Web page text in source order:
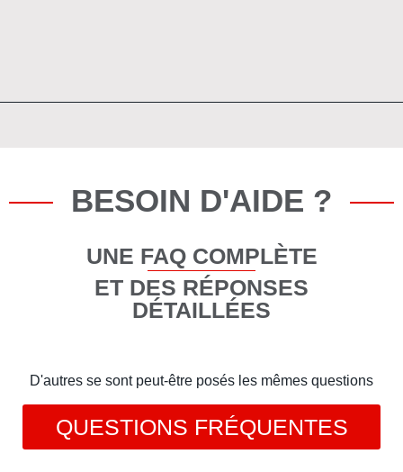
BESOIN D'AIDE ?
UNE FAQ COMPLÈTE
ET DES RÉPONSES
DÉTAILLÉES
D'autres se sont peut-être posés les mêmes questions
QUESTIONS FRÉQUENTES